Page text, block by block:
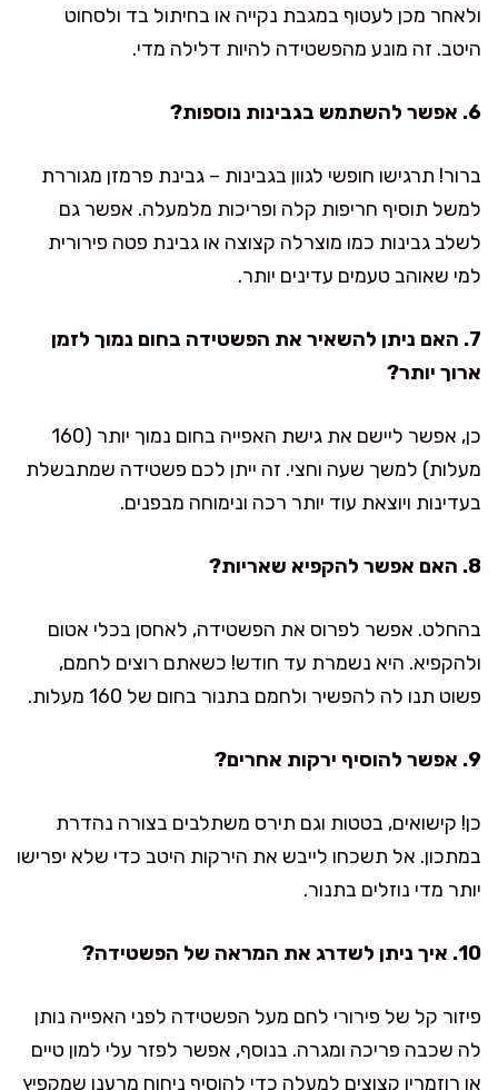
ולאחר מכן לעטוף במגבת נקייה או בחיתול בד ולסחוט
היטב. זה מונע מהפשטידה להיות דלילה מדי.
6. אפשר להשתמש בגבינות נוספות?
ברור! תרגישו חופשי לגוון בגבינות – גבינת פרמזן מגוררת
למשל תוסיף חריפות קלה ופריכות מלמעלה. אפשר גם
לשלב גבינות כמו מוצרלה קצוצה או גבינת פטה פירורית
למי שאוהב טעמים עדינים יותר.
7. האם ניתן להשאיר את הפשטידה בחום נמוך לזמן
ארוך יותר?
כן, אפשר ליישם את גישת האפייה בחום נמוך יותר (160
מעלות) למשך שעה וחצי. זה ייתן לכם פשטידה שמתבשלת
בעדינות ויוצאת עוד יותר רכה ונימוחה מבפנים.
8. האם אפשר להקפיא שאריות?
בהחלט. אפשר לפרוס את הפשטידה, לאחסן בכלי אטום
ולהקפיא. היא נשמרת עד חודש! כשאתם רוצים לחמם,
פשוט תנו לה להפשיר ולחמם בתנור בחום של 160 מעלות.
9. אפשר להוסיף ירקות אחרים?
כן! קישואים, בטטות וגם תירס משתלבים בצורה נהדרת
במתכון. אל תשכחו לייבש את הירקות היטב כדי שלא יפרישו
יותר מדי נוזלים בתנור.
10. איך ניתן לשדרג את המראה של הפשטידה?
פיזור קל של פירורי לחם מעל הפשטידה לפני האפייה נותן
לה שכבה פריכה ומגרה. בנוסף, אפשר לפזר עלי למון טיים
או רוזמרין קצוצים למעלה כדי להוסיף ניחוח מרענן שמקפיץ